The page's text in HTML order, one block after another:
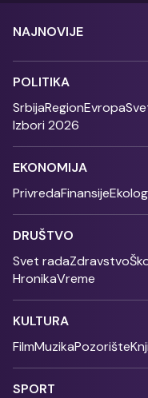
NAJNOVIJE
POLITIKA
SrbijaRegionEvropa
Izbori 2026
EKONOMIJA
PrivredaFinansije
DRUŠTVO
Svet radaZdravstvo
HronikaVreme
KULTURA
FilmMuzikaPozorište
SPORT